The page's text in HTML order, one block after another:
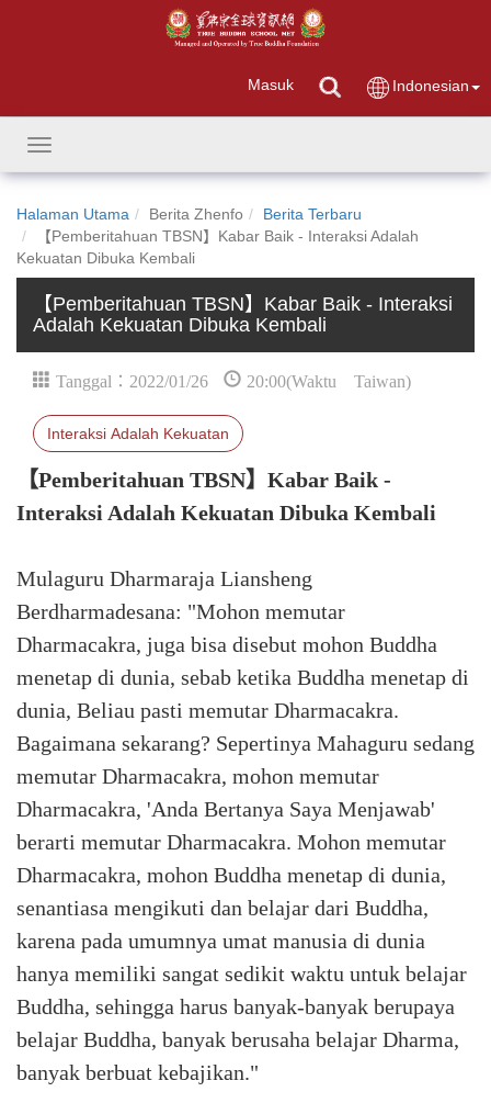
Masuk Indonesian
Toggle
navigation
Halaman Utama Berita Zhenfo
Berita Terbaru
【Pemberitahuan TBSN】Kabar Baik - Interaksi Adalah
Kekuatan Dibuka Kembali
【Pemberitahuan TBSN】Kabar Baik - Interaksi
Adalah Kekuatan Dibuka Kembali
Tanggal：2022/01/26 20:00(Waktu Taiwan)
Interaksi Adalah Kekuatan
【Pemberitahuan TBSN】Kabar Baik -
Interaksi Adalah Kekuatan Dibuka Kembali
Mulaguru Dharmaraja Liansheng
Berdharmadesana: "Mohon memutar
Dharmacakra, juga bisa disebut mohon Buddha
menetap di dunia, sebab ketika Buddha menetap di
dunia, Beliau pasti memutar Dharmacakra.
Bagaimana sekarang? Sepertinya Mahaguru sedang
memutar Dharmacakra, mohon memutar
Dharmacakra, 'Anda Bertanya Saya Menjawab'
berarti memutar Dharmacakra. Mohon memutar
Dharmacakra, mohon Buddha menetap di dunia,
senantiasa mengikuti dan belajar dari Buddha,
karena pada umumnya umat manusia di dunia
hanya memiliki sangat sedikit waktu untuk belajar
Buddha, sehingga harus banyak-banyak berupaya
belajar Buddha, banyak berusaha belajar Dharma,
banyak berbuat kebajikan."